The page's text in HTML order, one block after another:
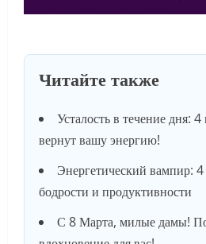
Читайте также
Усталость в течение дня:
вернут вашу энергию!
Энергетический вампир: 4
бодрости и продуктивности
С 8 Марта, милые дамы!